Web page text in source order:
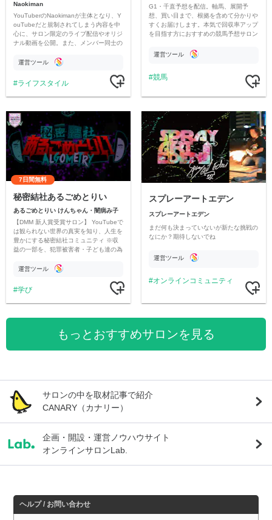
Naokiman
YouTuberのNaokimanが主体となり、Y
ouTubeだと規制されてしまう内容を中
心に、サロン限定のライブ配信やオリジ
ナル動画を公開。また、メンバー同士の
ただいています。
運営ツール
ライフスタイル
G1・千直予想を配信。軸馬、展開予
想、買い目まで、根拠を含めて分かりや
すくお届けします。本気で回収率アップ
を目指す方におすすめの競馬予想サロン
運営ツール
競馬
7日間無料
秘密結社あるごめとりい
あるごめとりい けんちゃん・闇病み子
【DMM 新人賞受賞サロン】 YouTubeで
は観られない世界の真実を知り、人生を
豊かにする秘密結社コミュニティ ※収
益の一部を、犯罪被害者・子ども達の為
す運営ツール
学び
スプレーアートエデン
スプレーアートエデン
まだ何も決まっていないが新たな挑戦の
なにか？期待しないでね
運営ツール
オンラインコミュニティ
もっとおすすめサロンを見る
サロンの中を取材記事で紹介
CANARY（カナリー）
企画・開設・運営ノウハウサイト
オンラインサロンLab.
ヘルプ / お問い合わせ